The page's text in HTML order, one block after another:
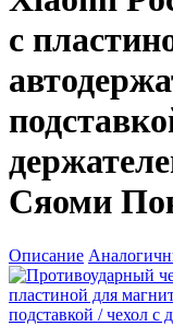
с
Сяоми
Описание